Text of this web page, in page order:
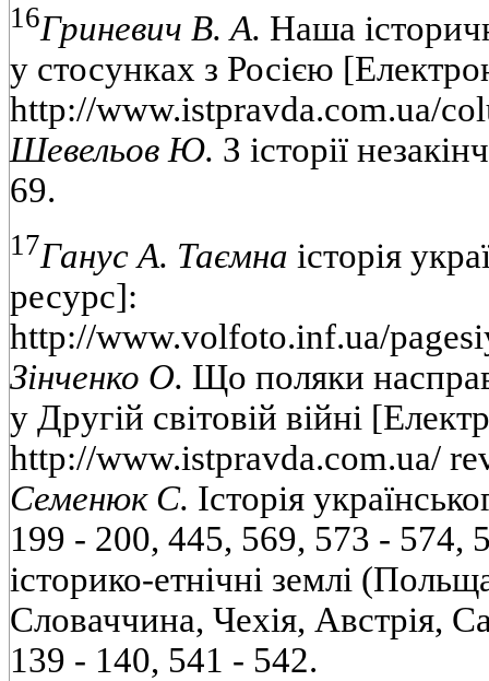
16Гриневич В. А. Наша
у стосунках з Росією
http://www.istpravda.com.ua/
Шевельов Ю. З історії
69.
17Ганус А. Таємна історія
ресурс]:
http://www.volfoto.inf.ua/
Зінченко О. Що поляки
у Другій світовій війні
http://www.istpravda.com.ua/
Семенюк С. Історія
199 - 200, 445, 569, 573 - 574,
історико-етнічні землі
Словаччина, Чехія, Австрія,
139 - 140, 541 - 542.